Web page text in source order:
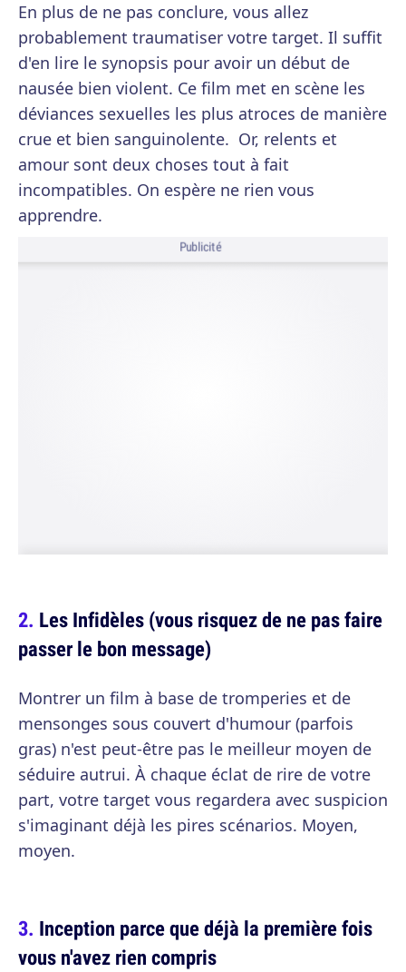
En plus de ne pas conclure, vous allez
probablement traumatiser votre target. Il suffit
d'en lire le synopsis pour avoir un début de
nausée bien violent. Ce film met en scène les
déviances sexuelles les plus atroces de manière
crue et bien sanguinolente. Or, relents et
amour sont deux choses tout à fait
incompatibles. On espère ne rien vous
apprendre.
Publicité
Les Infidèles (vous risquez de ne pas faire
passer le bon message)
Montrer un film à base de tromperies et de
mensonges sous couvert d'humour (parfois
gras) n'est peut-être pas le meilleur moyen de
séduire autrui. À chaque éclat de rire de votre
part, votre target vous regardera avec suspicion
s'imaginant déjà les pires scénarios. Moyen,
moyen.
Inception parce que déjà la première fois
vous n'avez rien compris